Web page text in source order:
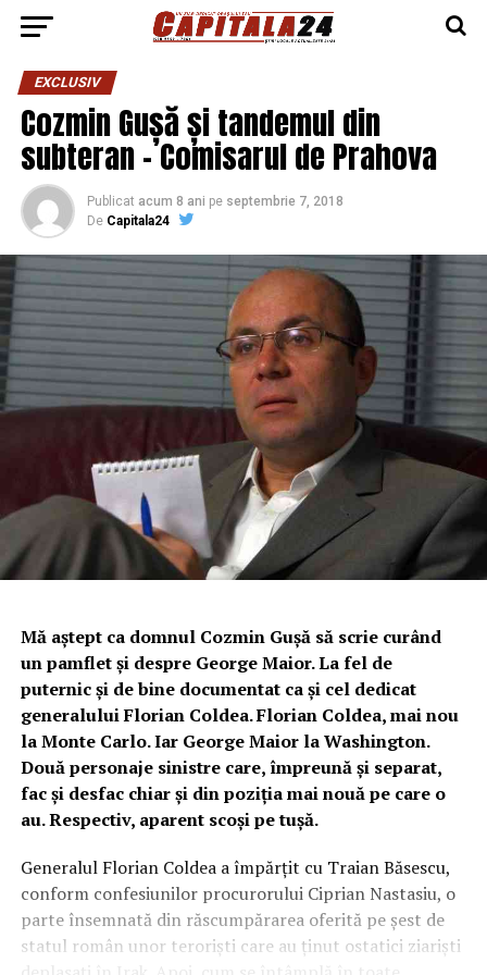
EXCLUSIV
Cozmin Gușă și tandemul din
subteran – Comisarul de Prahova
Publicat acum 8 ani pe septembrie 7, 2018
De Capitala24
Mă aștept ca domnul Cozmin Gușă să scrie curând
un pamflet și despre George Maior. La fel de
puternic și de bine documentat ca și cel dedicat
generalului Florian Coldea. Florian Coldea, mai nou
la Monte Carlo. Iar George Maior la Washington.
Două personaje sinistre care, împreună și separat,
fac și desfac chiar și din poziția mai nouă pe care o
au. Respectiv, aparent scoși pe tușă.
Generalul Florian Coldea a împărțit cu Traian Băsescu,
conform confesiunilor procurorului Ciprian Nastasiu, o
parte însemnată din răscumpărarea oferită pe șest de
statul român unor teroriști care au ținut ostatici ziariști